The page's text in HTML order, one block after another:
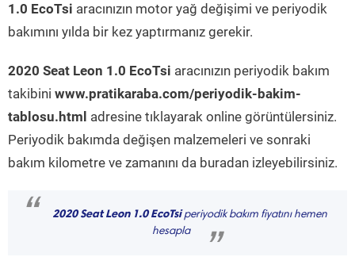
1.0 EcoTsi aracınızın motor yağ değişimi ve periyodik
bakımını yılda bir kez yaptırmanız gerekir.
2020 Seat Leon 1.0 EcoTsi aracınızın periyodik bakım
takibini www.pratikaraba.com/periyodik-bakim-
tablosu.html adresine tıklayarak online görüntülersiniz.
Periyodik bakımda değişen malzemeleri ve sonraki
bakım kilometre ve zamanını da buradan izleyebilirsiniz.
“ 2020 Seat Leon 1.0 EcoTsiperiyodik bakım fiyatını hemen
hesapla
”